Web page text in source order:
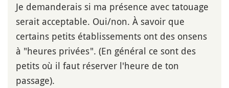
Je demanderais si ma présence avec tatouage
serait acceptable. Oui/non. À savoir que
certains petits établissements ont des onsens
à "heures privées". (En général ce sont des
petits où il faut réserver l'heure de ton
passage).